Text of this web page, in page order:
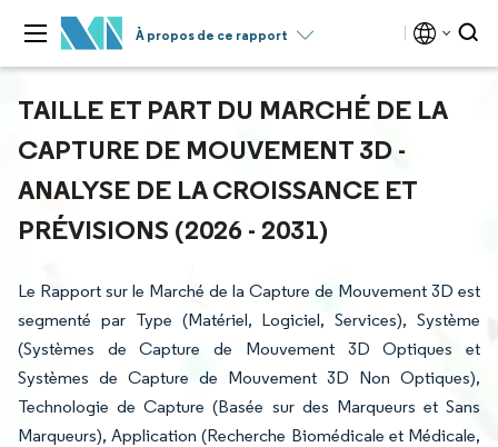
À propos de ce rapport
TAILLE ET PART DU MARCHÉ DE LA
CAPTURE DE MOUVEMENT 3D -
ANALYSE DE LA CROISSANCE ET
PRÉVISIONS (2026 - 2031)
Le Rapport sur le Marché de la Capture de Mouvement 3D est
segmenté par Type (Matériel, Logiciel, Services), Système
(Systèmes de Capture de Mouvement 3D Optiques et
Systèmes de Capture de Mouvement 3D Non Optiques),
Technologie de Capture (Basée sur des Marqueurs et Sans
Marqueurs), Application (Recherche Biomédicale et Médicale,